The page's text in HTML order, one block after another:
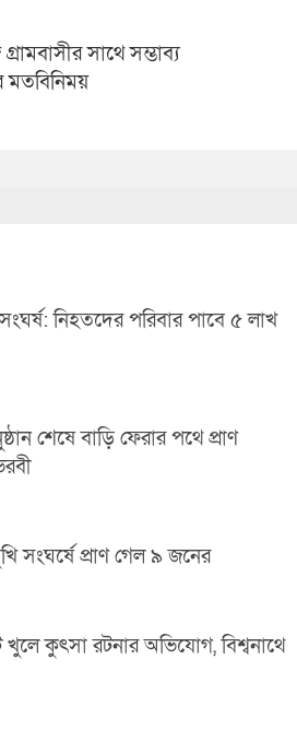
সাথে সম্ভাব্য
মতবিনিময়
নিহতদের পরিবার পাবে ৫ লাখ
শেষে বাড়ি ফেরার পথে প্রাণ
সংঘর্ষে প্রাণ গেল ৯ জনের
কুৎসা রটনার অভিযোগ, বিশ্বনাথে